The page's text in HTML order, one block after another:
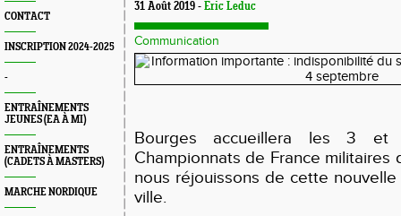
CONTACT
INSCRIPTION 2024-2025
-
ENTRAÎNEMENTS
JEUNES (EA À MI)
ENTRAÎNEMENTS
(CADETS À MASTERS)
MARCHE NORDIQUE
31 Août 2019 - Eric Leduc
Communication
Bourges accueillera les 3
Championnats de France militaires
nous réjouissons de cette
ville.